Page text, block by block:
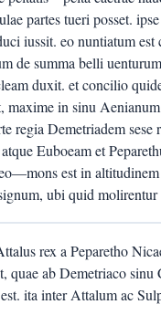
partes tueri posset.
iussit. eo nuntiatum
de summa belli
duxit. et concilio
maxime in sinu
regia Demetriadem
Euboeam et
est in
ubi quid molirentur
rex a Peparetho
quae ab Demetriaco
ita inter Attalum ac